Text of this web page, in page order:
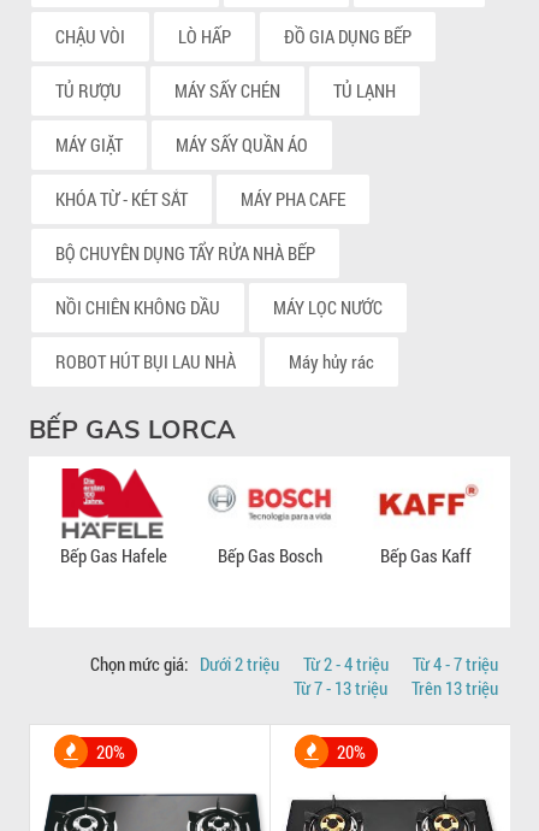
CHẬU VÒI LÒ HẤP ĐỒ GIA DỤNG BẾP
TỦ RƯỢU MÁY SẤY CHÉN TỦ LẠNH
MÁY GIẶT MÁY SẤY QUẦN ÁO
KHÓA TỪ - KÉT SẮT MÁY PHA CAFE
BỘ CHUYÊN DỤNG TẨY RỬA NHÀ BẾP
NỒI CHIÊN KHÔNG DẦU MÁY LỌC NƯỚC
ROBOT HÚT BỤI LAU NHÀ Máy hủy rác
BẾP GAS LORCA
Bếp Gas Hafele Bếp Gas Bosch Bếp Gas Kaff
Chọn mức giá: Dưới 2 triệu Từ 2 - 4 triệu
Từ 4 - 7 triệu
Từ 7 - 13 triệu
Trên 13 triệu
20% 20%